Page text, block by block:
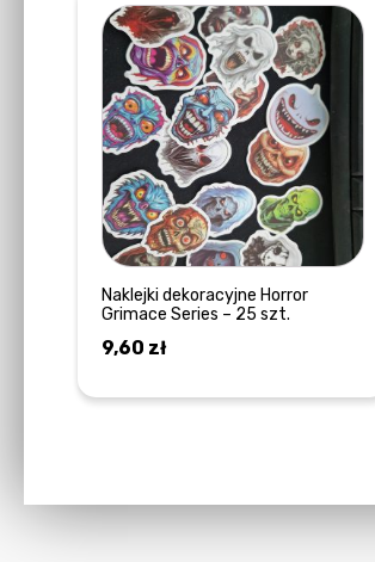
Naklejki dekoracyjne Horror
Grimace Series – 25 szt.
9,60 zł